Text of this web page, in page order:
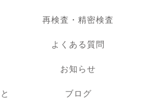
再検査・精密検査
よくある質問
お知らせ
ブログ